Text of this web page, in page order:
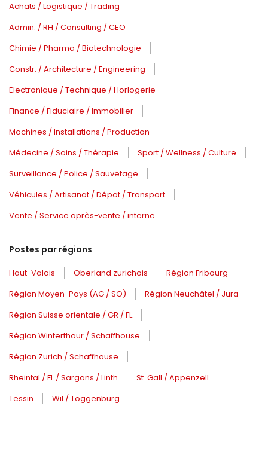
Achats / Logistique / Trading
Admin. / RH / Consulting / CEO
Chimie / Pharma / Biotechnologie
Constr. / Architecture / Engineering
Electronique / Technique / Horlogerie
Finance / Fiduciaire / Immobilier
Machines / Installations / Production
Médecine / Soins / Thérapie
Sport / Wellness / Culture
Surveillance / Police / Sauvetage
Véhicules / Artisanat / Dépot / Transport
Vente / Service après-vente / interne
Postes par régions
Haut-Valais Oberland zurichois
Région Fribourg
Région Moyen-Pays (AG / SO)
Région Neuchâtel / Jura
Région Suisse orientale / GR / FL
Région Winterthour / Schaffhouse
Région Zurich / Schaffhouse
Rheintal / FL / Sargans / Linth
St. Gall / Appenzell
Tessin
Wil / Toggenburg